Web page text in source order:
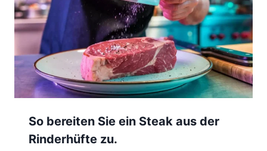
So bereiten Sie ein Steak aus der
Rinderhüfte zu.